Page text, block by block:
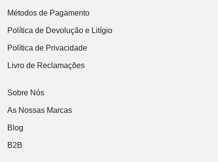
Métodos de Pagamento
Política de Devolução e Litígio
Política de Privacidade
Livro de Reclamações
Sobre Nós
As Nossas Marcas
Blog
B2B